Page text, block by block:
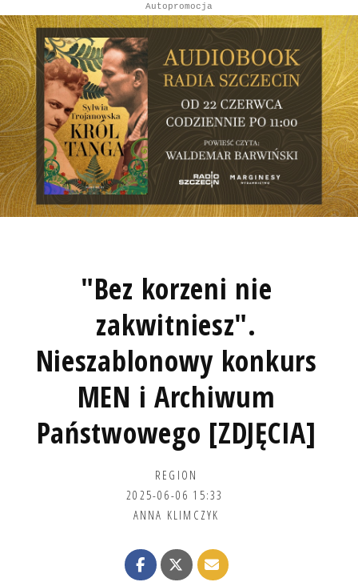
Reklama
Autopromocja
"Bez korzeni nie
zakwitniesz".
Nieszablonowy konkurs
MEN i Archiwum
Państwowego [ZDJĘCIA]
REGION
2025-06-06 15:33
ANNA KLIMCZYK